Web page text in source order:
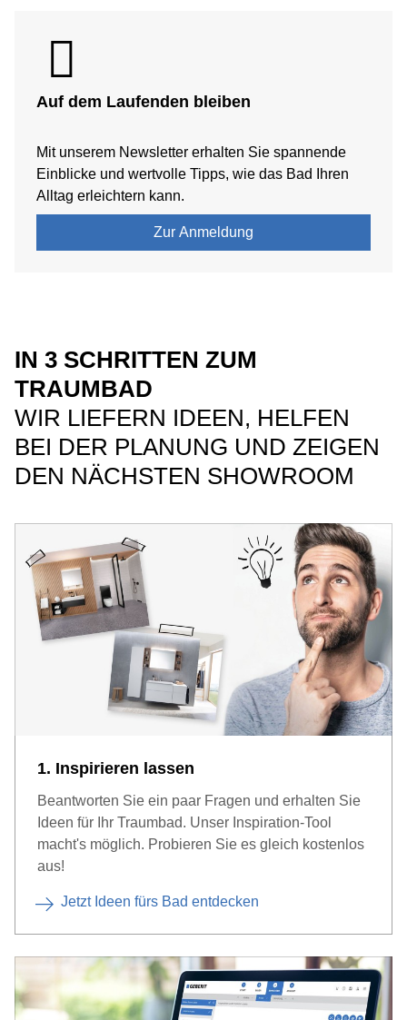
Auf dem Laufenden bleiben
Mit unserem Newsletter erhalten Sie spannende
Einblicke und wertvolle Tipps, wie das Bad Ihren
Alltag erleichtern kann.
Zur Anmeldung
IN 3 SCHRITTEN ZUM
TRAUMBAD
WIR LIEFERN IDEEN, HELFEN
BEI DER PLANUNG UND ZEIGEN
DEN NÄCHSTEN SHOWROOM
1. Inspirieren lassen
Beantworten Sie ein paar Fragen und erhalten Sie
Ideen für Ihr Traumbad. Unser Inspiration-Tool
macht's möglich. Probieren Sie es gleich kostenlos
aus!
Jetzt Ideen fürs Bad entdecken